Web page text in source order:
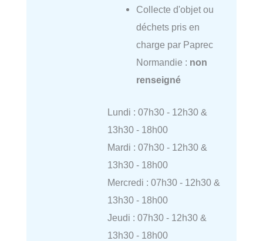
Collecte d'objet ou
déchets pris en
charge par Paprec
Normandie : non
renseigné
Lundi : 07h30 - 12h30 &
13h30 - 18h00
Mardi : 07h30 - 12h30 &
13h30 - 18h00
Mercredi : 07h30 - 12h30 &
13h30 - 18h00
Jeudi : 07h30 - 12h30 &
13h30 - 18h00